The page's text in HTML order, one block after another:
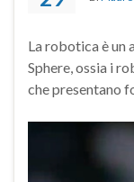
La robotica è un
Sphere, ossia i
che presentano